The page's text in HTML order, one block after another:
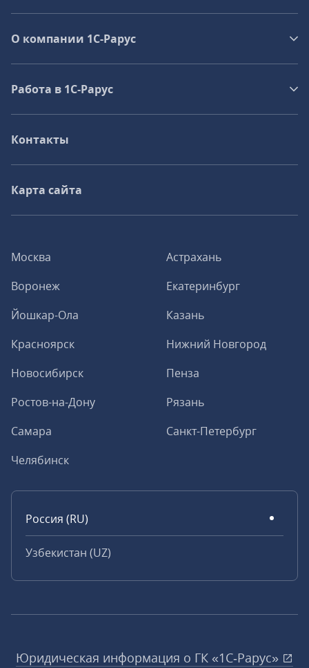
Москва
Астрахань
Воронеж
Екатеринбург
Йошкар-Ола
Казань
Красноярск
Нижний Новгород
Новосибирск
Пенза
Ростов-на-Дону
Рязань
Самара
Санкт-Петербург
Челябинск
Россия (RU)
Узбекистан (UZ)
О компании 1C-Рарус
Работа в 1С‑Рарус
Контакты
Карта сайта
Юридическая информация о ГК «1С‑Рарус»